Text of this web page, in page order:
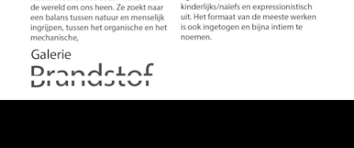
Bio & CV | Ingrid Geesink (NL)
About | Ingrid Geesink (EN)